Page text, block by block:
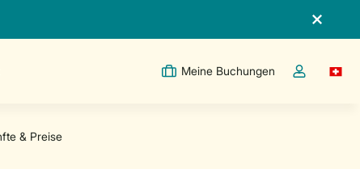
Meine Buchungen
Dropdown-